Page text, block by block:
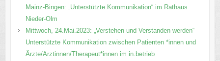
Mainz-Bingen: „Unterstützte Kommunikation“ im Rathaus
Nieder-Olm
Mittwoch, 24.Mai.2023: „Verstehen und Verstanden werden“ –
Unterstützte Kommunikation zwischen Patienten *innen und
Ärzte/Arztinnen/Therapeut*innen im in.betrieb